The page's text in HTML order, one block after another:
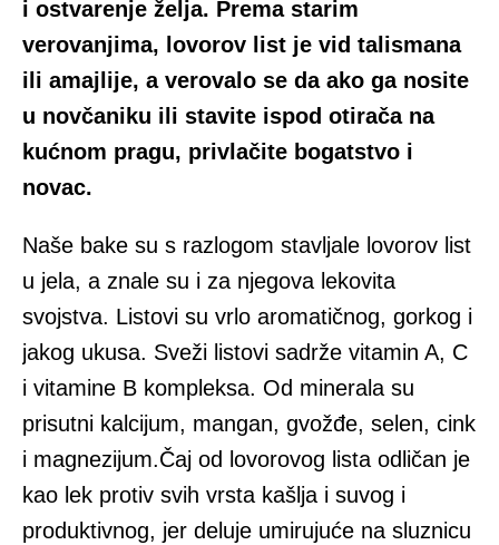
i ostvarenje želja. Prema starim
verovanjima, lovorov list je vid talismana
ili amajlije, a verovalo se da ako ga nosite
u novčaniku ili stavite ispod otirača na
kućnom pragu, privlačite bogatstvo i
novac.
Naše bake su s razlogom stavljale lovorov list
u jela, a znale su i za njegova lekovita
svojstva. Listovi su vrlo aromatičnog, gorkog i
jakog ukusa. Sveži listovi sadrže vitamin A, C
i vitamine B kompleksa. Od minerala su
prisutni kalcijum, mangan, gvožđe, selen, cink
i magnezijum.Čaj od lovorovog lista odličan je
kao lek protiv svih vrsta kašlja i suvog i
produktivnog, jer deluje umirujuće na sluznicu